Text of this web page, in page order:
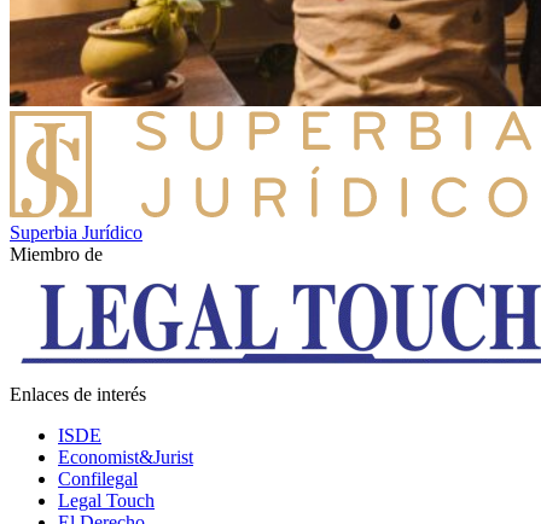
Superbia Jurídico
Miembro de
Enlaces de interés
ISDE
Economist&Jurist
Confilegal
Legal Touch